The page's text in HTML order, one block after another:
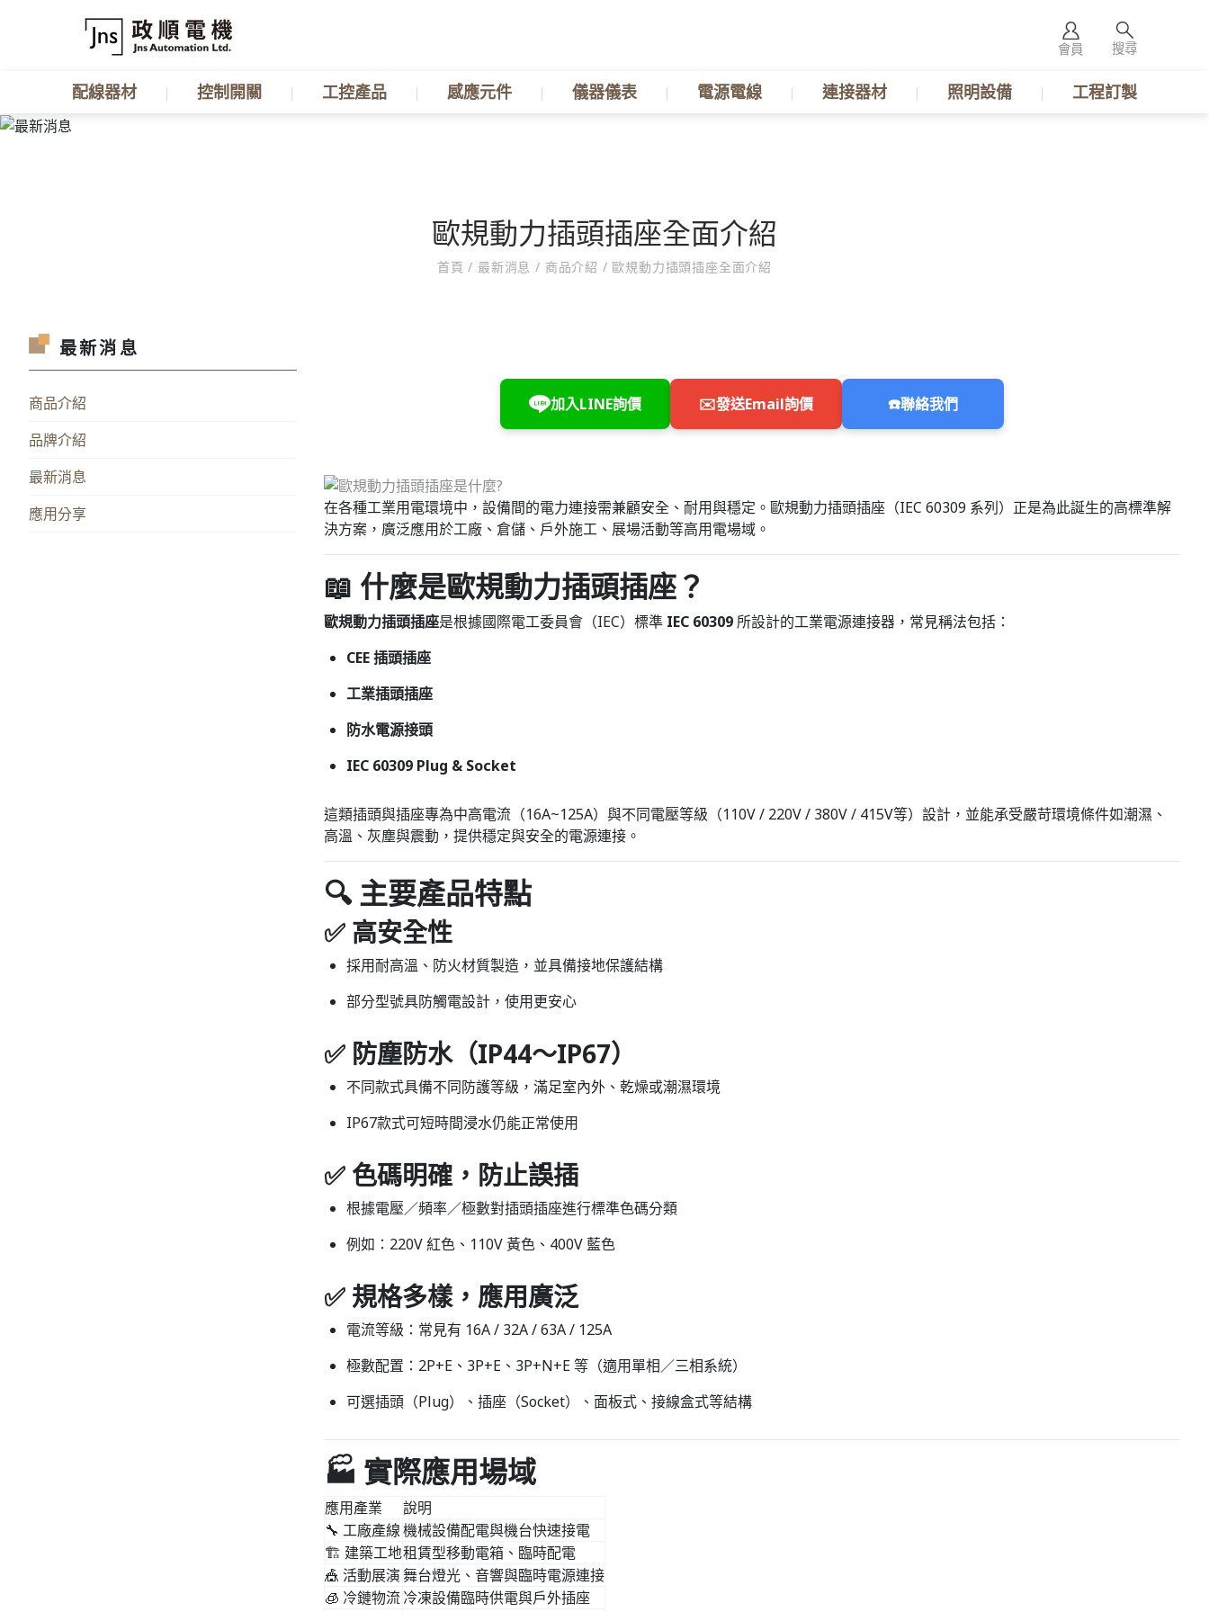
會員 搜尋
配線器材 控制開關 工控產品 感應元件 儀器儀表 電源電線 連接器材 照明設備 工程訂製
歐規動力插頭插座全面介紹
首頁/ 最新消息/ 商品介紹 / 歐規動力插頭插座全面介紹
最新消息
商品介紹
品牌介紹
最新消息
應用分享
加入LINE詢價 ✉️發送Email詢價 ☎️聯絡我們
在各種工業用電環境中，設備間的電力連接需兼顧安全、耐用與穩定。歐規動力插頭插座（IEC 60309 系列）正是為此誕生的高標準解
決方案，廣泛應用於工廠、倉儲、戶外施工、展場活動等高用電場域。
📖 什麼是歐規動力插頭插座？
歐規動力插頭插座是根據國際電工委員會（IEC）標準 IEC 60309所設計的工業電源連接器，常見稱法包括：
CEE 插頭插座
工業插頭插座
防水電源接頭
IEC 60309 Plug & Socket
這類插頭與插座專為中高電流（16A~125A）與不同電壓等級（110V / 220V / 380V / 415V等）設計，並能承受嚴苛環境條件如潮濕、
高溫、灰塵與震動，提供穩定與安全的電源連接。
🔍 主要產品特點
✅ 高安全性
採用耐高溫、防火材質製造，並具備接地保護結構
部分型號具防觸電設計，使用更安心
✅ 防塵防水（IP44～IP67）
不同款式具備不同防護等級，滿足室內外、乾燥或潮濕環境
IP67款式可短時間浸水仍能正常使用
✅ 色碼明確，防止誤插
根據電壓／頻率／極數對插頭插座進行標準色碼分類
例如：220V 紅色、110V 黃色、400V 藍色
✅ 規格多樣，應用廣泛
電流等級：常見有 16A / 32A / 63A / 125A
極數配置：2P+E、3P+E、3P+N+E 等（適用單相／三相系統）
可選插頭（Plug）、插座（Socket）、面板式、接線盒式等結構
🏭 實際應用場域
應用產業
說明
🔧 工廠產線機械設備配電與機台快速接電
🏗️ 建築工地租賃型移動電箱、臨時配電
🎪 活動展演舞台燈光、音響與臨時電源連接
🧊 冷鏈物流 冷凍設備臨時供電與戶外插座